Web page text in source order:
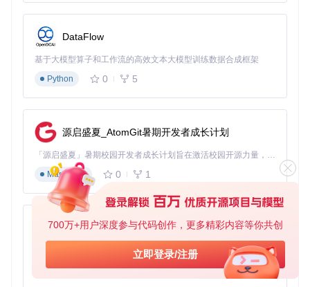
700万+用户深度参与代码创作，更多精彩内容等你共创
立即登录/注册
// 获取服务名称
// 检查服务可用性
    IsAvailable()
常见歌词服务集成方法
[Lyrics.Providers]
# 启用网易云歌词服务
NeteaseEnabled = true
# 启用QQ音乐歌词服务
QQEnabled = true
# 自定义API密钥
APISecret
= "your_api_key_here"
自定义歌词服务开发： 创建新的歌词服务插件，实现Lyric
sProvider接口，并将其放置在 plugins/lyrics/目录
下，系统会自动加载并注册该服务。
使用技巧：优化歌词体验的实用方法
DataFlow
基于大模型算子和工作流的高效文本大模型训练数据合成框架
Python
0 5
源启盛夏_AtomGit暑期开发者成长计划
「源启盛夏」暑期校园开发者成长计划旨在激活校园开源力量，通过积分激励、认证扶持、资源倾斜等形式，引导高校组织和开发者完成「入驻 — 建项目 — 做贡献 — 获认证 — 得资源」的完整闭环。无论你是想带领社团入驻平台的组织者，还是希望用代码贡献证明自己的开发者，都能在这里找到属于你的成长路径。
Markdown
0 1
py-xiaozhi
基于Python的Xiaozhi AI，适用于想要完整Xiaozhi体验而无需拥有专用硬件的用户。
Python
0 1